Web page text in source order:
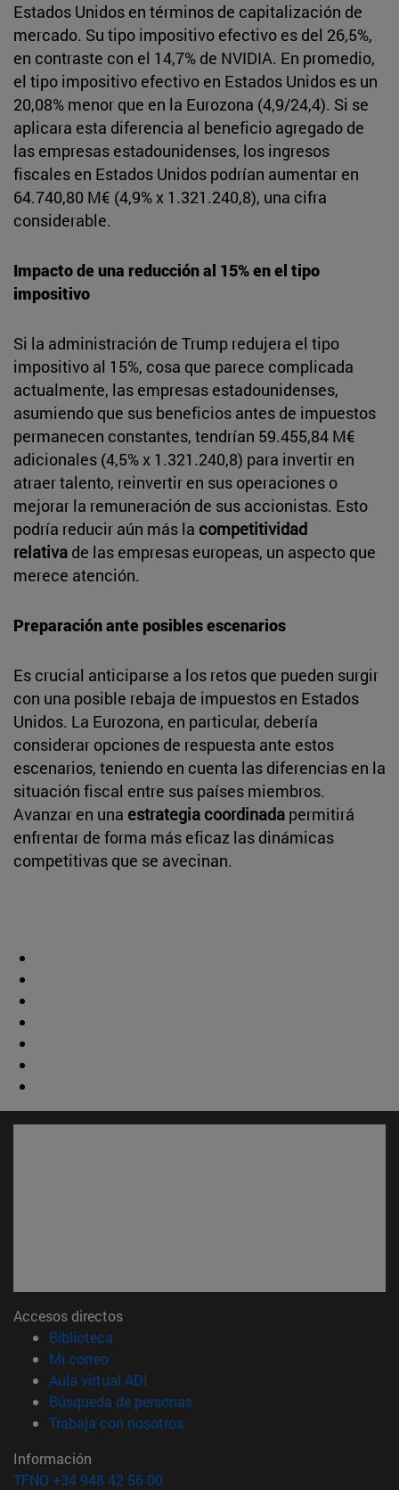
Estados Unidos en términos de capitalización de
mercado. Su tipo impositivo efectivo es del 26,5%,
en contraste con el 14,7% de NVIDIA. En promedio,
el tipo impositivo efectivo en Estados Unidos es un
20,08% menor que en la Eurozona (4,9/24,4). Si se
aplicara esta diferencia al beneficio agregado de
las empresas estadounidenses, los ingresos
fiscales en Estados Unidos podrían aumentar en
64.740,80 M€ (4,9% x 1.321.240,8), una cifra
considerable.
Impacto de una reducción al 15% en el tipo
impositivo
Si la administración de Trump redujera el tipo
impositivo al 15%, cosa que parece complicada
actualmente, las empresas estadounidenses,
asumiendo que sus beneficios antes de impuestos
permanecen constantes, tendrían 59.455,84 M€
adicionales (4,5% x 1.321.240,8) para invertir en
atraer talento, reinvertir en sus operaciones o
mejorar la remuneración de sus accionistas. Esto
podría reducir aún más la competitividad
relativa de las empresas europeas, un aspecto que
merece atención.
Preparación ante posibles escenarios
Es crucial anticiparse a los retos que pueden surgir
con una posible rebaja de impuestos en Estados
Unidos. La Eurozona, en particular, debería
considerar opciones de respuesta ante estos
escenarios, teniendo en cuenta las diferencias en la
situación fiscal entre sus países miembros.
Avanzar en una estrategia coordinada permitirá
enfrentar de forma más eficaz las dinámicas
competitivas que se avecinan.
Accesos directos
Biblioteca
Mi correo(abre en nueva ventana)
Aula virtual ADI
Búsqueda de personas(abre en nueva ventana)
Trabaja con nosotros(abre en nueva ventana)
Información
TFNO +34 948 42 56 00